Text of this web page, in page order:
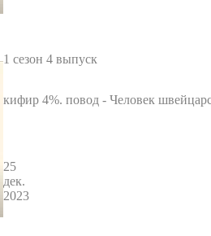
1 сезон 4 выпуск
кифир 4%. повод - Человек
25
дек.
2023